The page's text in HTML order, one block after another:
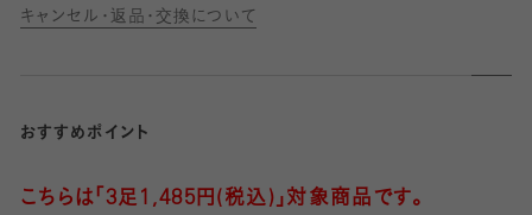
キャンセル・返品・交換について
おすすめポイント
こちらは「3足1,485円(税込)」対象商品です。